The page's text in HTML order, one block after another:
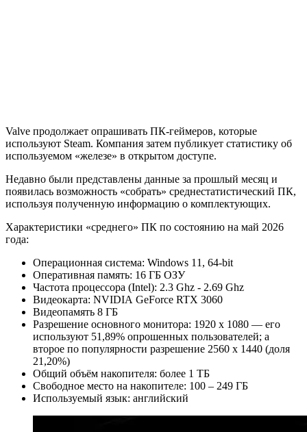
Valve продолжает опрашивать ПК-геймеров, которые
используют Steam. Компания затем публикует статистику об
используемом «железе» в открытом доступе.
Недавно были представлены данные за прошлый месяц и
появилась возможность «собрать» среднестатистический ПК,
используя полученную информацию о комплектующих.
Характеристики «среднего» ПК по состоянию на май 2026
года:
Операционная система: Windows 11, 64-bit
Оперативная память: 16 ГБ ОЗУ
Частота процессора (Intel): 2.3 Ghz - 2.69 Ghz
Видеокарта: NVIDIA GeForce RTX 3060
Видеопамять 8 ГБ
Разрешение основного монитора: 1920 x 1080 — его
используют 51,89% опрошенных пользователей; а
второе по популярности разрешение 2560 x 1440 (доля
21,20%)
Общий объём накопителя: более 1 ТБ
Свободное место на накопителе: 100 – 249 ГБ
Используемый язык: английский